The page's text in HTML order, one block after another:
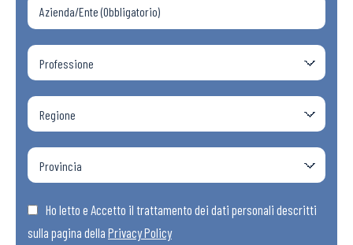
Ho letto e Accetto il trattamento dei dati personali descritti
sulla pagina della Privacy Policy